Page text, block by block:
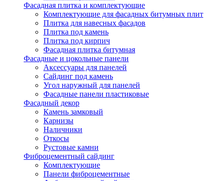
Фасадная плитка и комплектующие
Комплектующие для фасадных битумных плит
Плитка для навесных фасадов
Плитка под камень
Плитка под кирпич
Фасадная плитка битумная
Фасадные и цокольные панели
Аксессуары для панелей
Сайдинг под камень
Угол наружный для панелей
Фасадные панели пластиковые
Фасадный декор
Камень замковый
Карнизы
Наличники
Откосы
Рустовые камни
Фиброцементный сайдинг
Комплектующие
Панели фиброцементные